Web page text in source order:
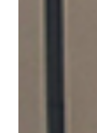
시문학」을 발표·
관과 시적 지향」
이씨 문인들의 문
론계 문인의 문학